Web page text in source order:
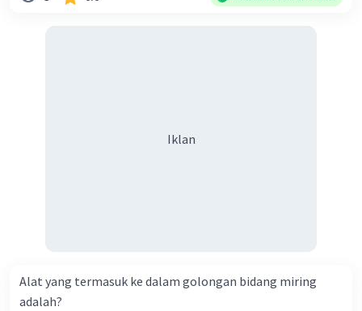
Iklan
Alat yang termasuk ke dalam golongan bidang miring
adalah?